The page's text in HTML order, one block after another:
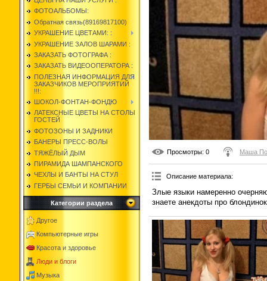
ФОТОАЛЬБОМЫ:
Обратная связь(89169817100)
УКРАШЕНИЕ ЦВЕТАМИ: :
УКРАШЕНИЕ ЗАЛОВ ШАРАМИ :
ЗАКАЗАТЬ ФОТОГРАФА :
ЗАКАЗАТЬ ВИДЕООПЕРАТОРА :
ПОЛЕЗНАЯ ИНФОРМАЦИЯ ДЛЯ
ЗАКАЗЧИКОВ МЕРОПРИЯТИЙ
!!!:
ШОКОЛ-ФОНТАН-ФОНДЮ
ЛАТЕКСНЫЕ ЦВЕТЫ НА СТОЛЫ
ГОСТЕЙ
ФОТОЗОНЫ И ЗАДНИКИ
БАНЕРЫ ПРЕСС-ВОЛЫ
ТЯЖЁЛЫЙ ДЫМ
ПИРАМИДА ШАМПАНСКОГО
ЧЕХЛЫ И БАНТЫ НА СТУЛ
ГЕРБЫ СЕМЬИ И КОМПАНИИ
Категории раздела
Другое
Компьютерные игры
Красота и здоровье
Люди и блоги
Музыка
Просмотры: 0 Маша
Описание материала:
Злые языки намеренно
знаете анекдоты про